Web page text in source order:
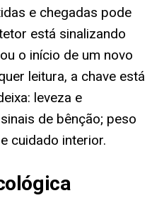
e chegadas pode
está sinalizando
o início de um novo
leitura, a chave está
leveza e
de bênção; peso
cuidado interior.